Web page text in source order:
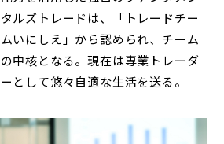
タルズトレードは、「トレードチー
ムいにしえ」から認められ、チーム
の中核となる。現在は専業トレーダ
ーとして悠々自適な生活を送る。